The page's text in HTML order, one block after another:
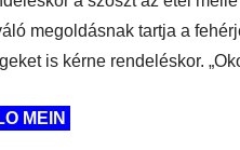
megoldásnak tartja a
is kérne rendeléskor.
MEIN